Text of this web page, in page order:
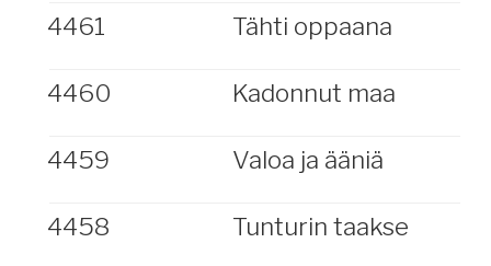
4461 Tähti oppaana
4460 Kadonnut maa
4459 Valoa ja ääniä
4458 Tunturin taakse